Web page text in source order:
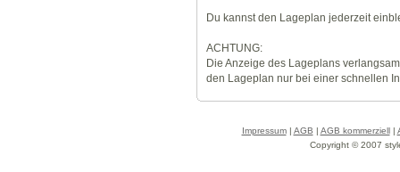
Du kannst den Lageplan jederzeit
ACHTUNG:
Die Anzeige des Lageplans
den Lageplan nur bei einer schnellen
Impressum| AGB | AGB kommerziell|
Copyright © 2007